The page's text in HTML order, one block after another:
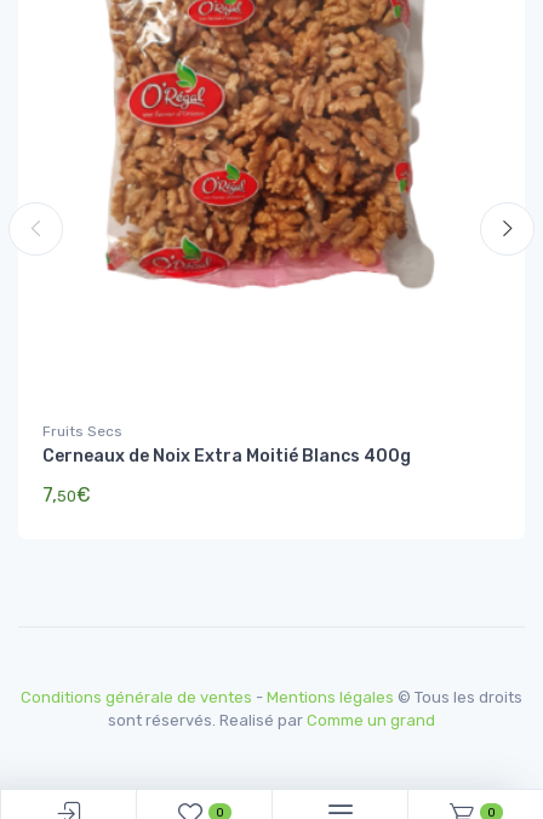
Fruits Secs
Cerneaux de Noix Extra Moitié Blancs 400g
7,50€
Conditions générale de ventes - Mentions légales © Tous les droits
sont réservés. Realisé par Comme un grand
0 0